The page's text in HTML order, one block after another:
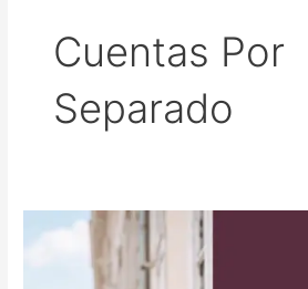
Cuentas Por
Separado